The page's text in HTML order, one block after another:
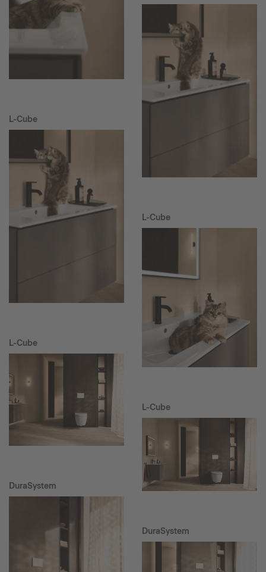
L-Cube
L-Cube
DuraSystem
L-Cube
L-Cube
DuraSystem